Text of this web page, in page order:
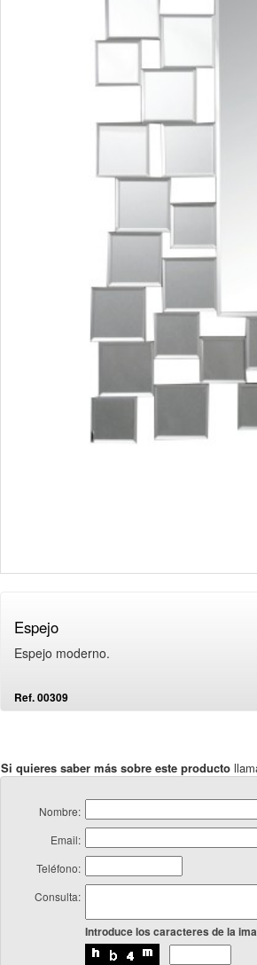
Espejo
Espejo moderno.
Ref. 00309
Si quieres saber más sobre este producto
Nombre:
Email:
Teléfono:
Consulta:
Introduce los caracteres de la